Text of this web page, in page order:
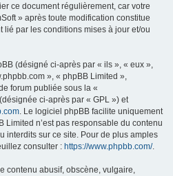
ce document régulièrement, car votre
» après toute modification constitue
lié par les conditions mises à jour et/ou
(désigné ci-après par « ils », « eux »,
», « phpBB Limited »,
forum publiée sous la «
ci-après par « GPL ») et
. Le logiciel phpBB facilite uniquement
Limited n’est pas responsable du contenu
interdits sur ce site. Pour de plus amples
consulter : https://www.phpbb.com/.
contenu abusif, obscène, vulgaire,